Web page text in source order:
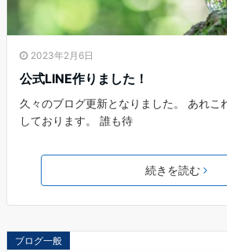
2023年2月6日
公式LINE作りました！
久々のブログ更新となりました。 あれこ
しております。 誰も待
続きを読む
ブログ一般